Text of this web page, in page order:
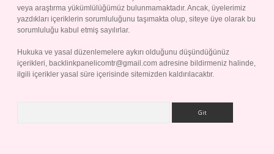
veya araştırma yükümlülüğümüz bulunmamaktadır. Ancak, üyelerimiz
yazdıkları içeriklerin sorumluluğunu taşımakta olup, siteye üye olarak bu
sorumluluğu kabul etmiş sayılırlar.
Hukuka ve yasal düzenlemelere aykırı olduğunu düşündüğünüz
içerikleri, backlinkpanelicomtr@gmail.com adresine bildirmeniz halinde,
ilgili içerikler yasal süre içerisinde sitemizden kaldırılacaktır.